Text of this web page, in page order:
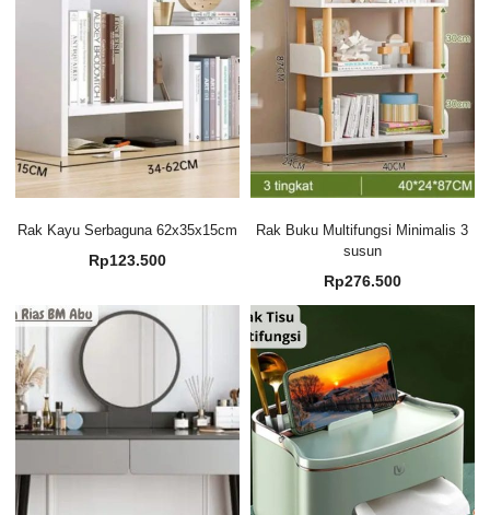
Rak Kayu Serbaguna 62x35x15cm
Rp123.500
Rak Buku Multifungsi Minimalis 3
susun
Rp276.500